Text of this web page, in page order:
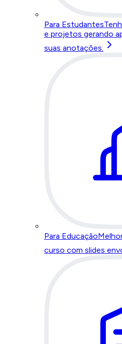
Para Estudantes
e projetos gerando
suas anotações.
Para Educação
curso com slides